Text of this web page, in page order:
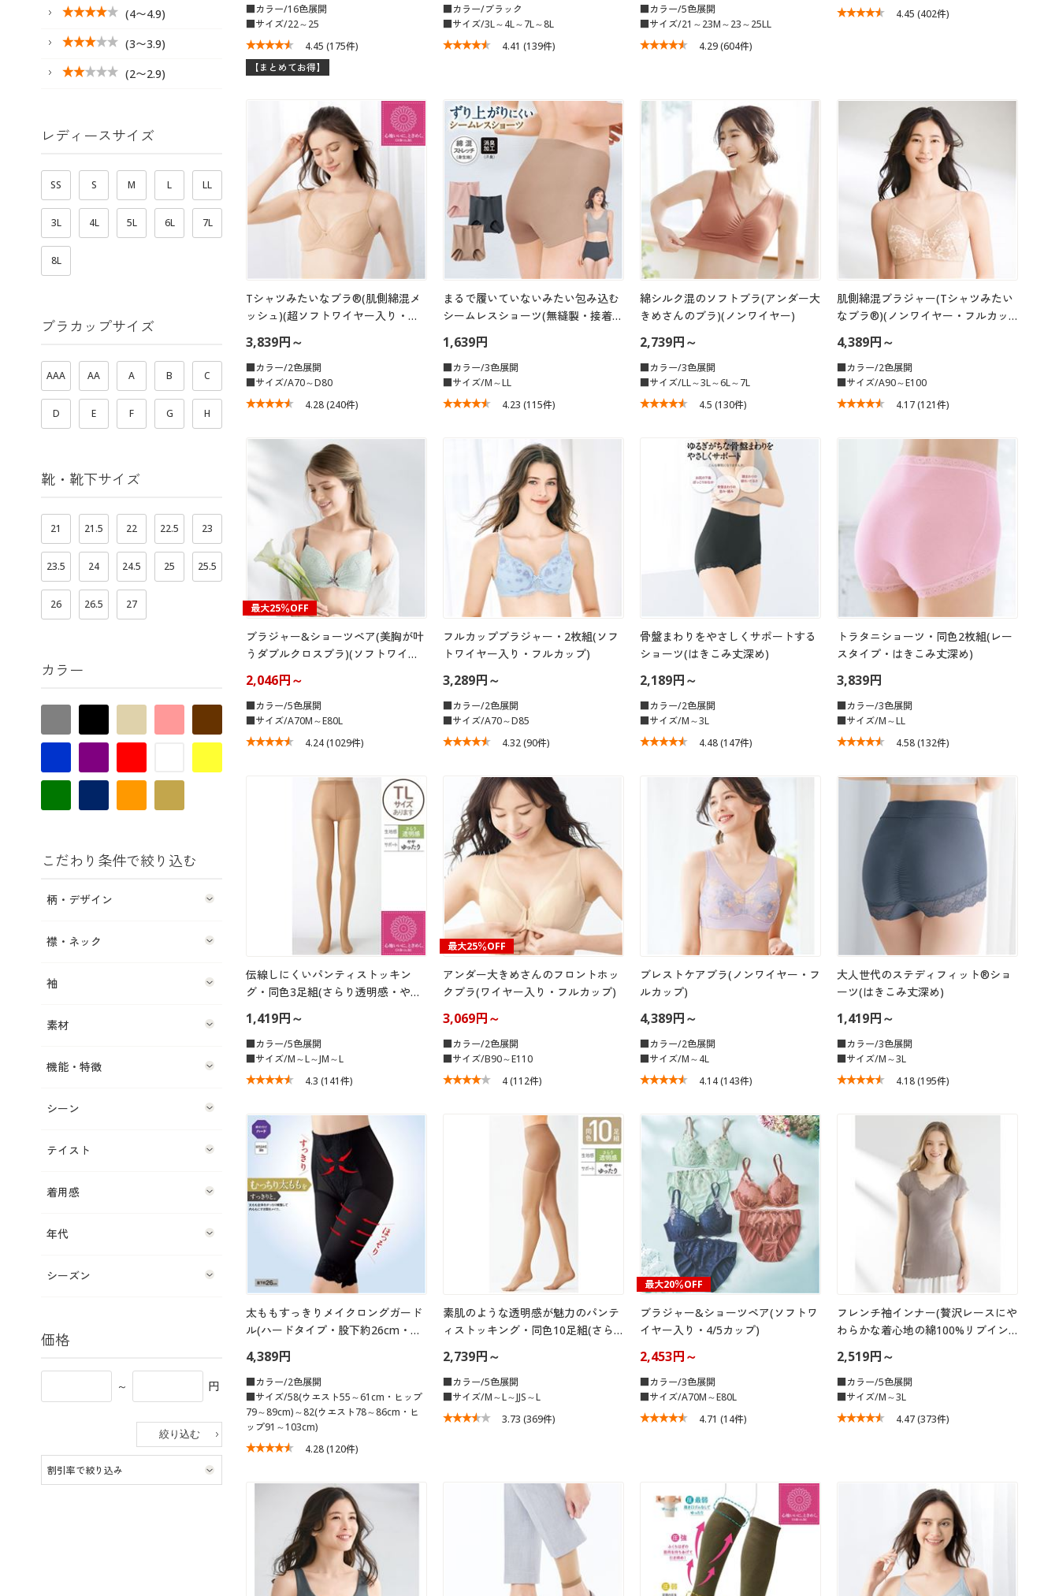
■カラー/16色展開
■サイズ/22～25
4.45 (175件)
【まとめてお得】
■カラー/ブラック
■サイズ/3L～4L～7L～8L
4.41 (139件)
■カラー/5色展開
■サイズ/21～23M～23～25LL
4.29(604件)
4.45 (402件)
Tシャツみたいなブラ®(肌側綿混メ
ッシュ)(超ソフトワイヤー入り・…
3,839円～
■カラー/2色展開
■サイズ/A70～D80
4.28(240件)
まるで履いていないみたい包み込む
シームレスショーツ(無縫製・接着…
1,639円
■カラー/3色展開
■サイズ/M～LL
4.23 (115件)
綿シルク混のソフトブラ(アンダー大
きめさんのブラ)(ノンワイヤー)
2,739円～
■カラー/3色展開
■サイズ/LL～3L～6L～7L
4.5 (130件)
肌側綿混ブラジャー(Tシャツみたい
なブラ®)(ノンワイヤー・フルカッ…
4,389円～
■カラー/2色展開
■サイズ/A90～E100
4.17(121件)
最大25％OFF
ブラジャー&ショーツペア(美胸が叶
うダブルクロスブラ)(ソフトワイ…
2,046円～
■カラー/5色展開
■サイズ/A70M～E80L
4.24(1029件)
フルカップブラジャー・2枚組(ソフ
トワイヤー入り・フルカップ)
3,289円～
■カラー/2色展開
■サイズ/A70～D85
4.32(90件)
骨盤まわりをやさしくサポートする
ショーツ(はきこみ丈深め)
2,189円～
■カラー/2色展開
■サイズ/M～3L
4.48(147件)
トラタニショーツ・同色2枚組(レー
スタイプ・はきこみ丈深め)
3,839円
■カラー/3色展開
■サイズ/M～LL
4.58(132件)
伝線しにくいパンティストッキン
グ・同色3足組(さらり透明感・や…
1,419円～
■カラー/5色展開
■サイズ/M～L～JM～L
4.3 (141件)
最大25％OFF
アンダー大きめさんのフロントホッ
クブラ(ワイヤー入り・フルカップ)
3,069円～
■カラー/2色展開
■サイズ/B90～E110
4(112件)
ブレストケアブラ(ノンワイヤー・フ
ルカップ)
4,389円～
■カラー/2色展開
■サイズ/M～4L
4.14(143件)
大人世代のステディフィット®ショ
ーツ(はきこみ丈深め)
1,419円～
■カラー/3色展開
■サイズ/M～3L
4.18(195件)
太ももすっきりメイクロングガード
ル(ハードタイプ・股下約26cm・…
4,389円
■カラー/2色展開
■サイズ/58(ウエスト55～61cm・ヒップ
79～89cm)～82(ウエスト78～86cm・ヒ
ップ91～103cm)
4.28(120件)
素肌のような透明感が魅力のパンテ
ィストッキング・同色10足組(さら…
2,739円～
■カラー/5色展開
■サイズ/M～L～JJS～L
3.73 (369件)
最大20％OFF
ブラジャー&ショーツペア(ソフトワ
イヤー入り・4/5カップ)
2,453円～
■カラー/3色展開
■サイズ/A70M～E80L
4.71 (14件)
フレンチ袖インナー(贅沢レースにや
わらかな着心地の綿100%リブイン…
2,519円～
■カラー/5色展開
■サイズ/M～3L
4.47(373件)
(4〜4.9)
(3〜3.9)
(2〜2.9)
レディースサイズ
SS S M L LL
3L 4L 5L 6L 7L
8L
ブラカップサイズ
AAA AA A B C
D E F G H
靴・靴下サイズ
21 21.5 22 22.5 23
23.5 24 24.5 25 25.5
26 26.5 27
カラー
こだわり条件で絞り込む
柄・デザイン
襟・ネック
袖
素材
機能・特徴
シーン
テイスト
着用感
年代
シーズン
価格
～ 円